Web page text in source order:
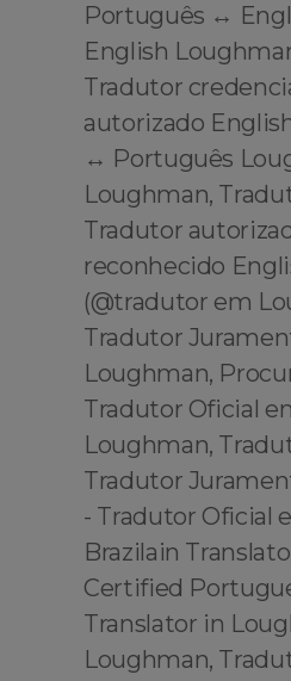
Português ↔️
English
Tradutor
autorizado
↔️ Português
Loughman,
Tradutor
reconhecido
(@tradutor em
Tradutor
Loughman,
Tradutor Oficial
Loughman,
Tradutor
- Tradutor Oficial
Brazilain
Certified
Translator in
Loughman,